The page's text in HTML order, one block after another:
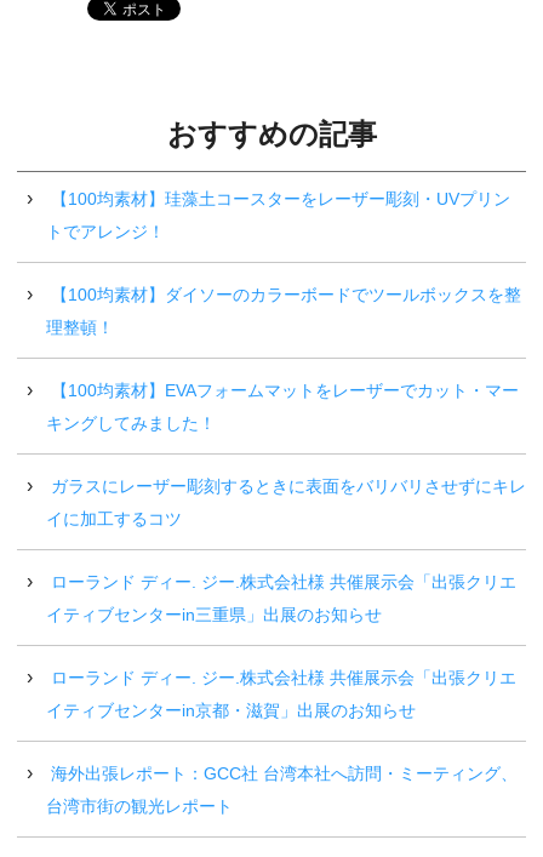
おすすめの記事
【100均素材】珪藻土コースターをレーザー彫刻・UVプリン
トでアレンジ！
【100均素材】ダイソーのカラーボードでツールボックスを整
理整頓！
【100均素材】EVAフォームマットをレーザーでカット・マー
キングしてみました！
ガラスにレーザー彫刻するときに表面をバリバリさせずにキレ
イに加工するコツ
ローランド ディー. ジー.株式会社様 共催展示会「出張クリエ
イティブセンターin三重県」出展のお知らせ
ローランド ディー. ジー.株式会社様 共催展示会「出張クリエ
イティブセンターin京都・滋賀」出展のお知らせ
海外出張レポート：GCC社 台湾本社へ訪問・ミーティング、
台湾市街の観光レポート